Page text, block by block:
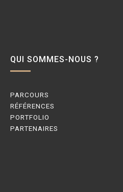
QUI SOMMES-NOUS ?
PARCOURS
RÉFÉRENCES
PORTFOLIO
PARTENAIRES